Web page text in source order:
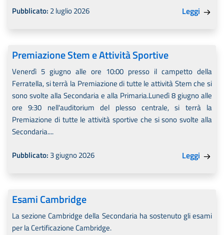
Pubblicato: 2 luglio 2026 Leggi
Premiazione Stem e Attività Sportive
Venerdì 5 giugno alle ore 10:00 presso il campetto della
Ferratella, si terrà la Premiazione di tutte le attività Stem che si
sono svolte alla Secondaria e alla Primaria.Lunedì 8 giugno alle
ore 9:30 nell'auditorium del plesso centrale, si terrà la
Premiazione di tutte le attività sportive che si sono svolte alla
Secondaria....
Pubblicato: 3 giugno 2026 Leggi
Esami Cambridge
La sezione Cambridge della Secondaria ha sostenuto gli esami
per la Certificazione Cambridge.